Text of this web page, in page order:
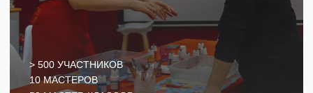
ХОТИТЕ БЫТЬ В КУРСЕ НОВИНОК
МАСТЕР-КЛАССОВ И КРЕАТИВНЫХ
ИДЕЙ ДЛЯ ВАШИХ МЕРОПРИЯТИЙ, А
ТАКЖЕ ПОЛУЧАТЬ САМЫЕ
ВЫГОДНЫЕ УСЛОВИЯ НА ЗАКАЗ